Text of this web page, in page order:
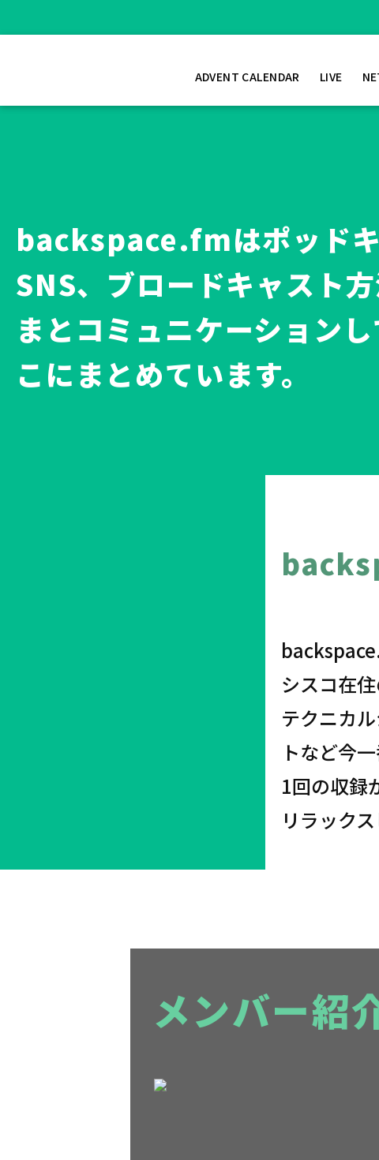
ADVENT CALENDAR LIVE
backspace.fmはポッドキ
SNS、ブロードキャスト
まとコミュニケーション
こにまとめています。
シスコ在
テクニカ
トなど今
1回の収録
リラック
メンバー紹